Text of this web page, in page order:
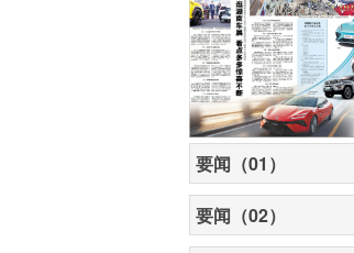
要闻（01）
要闻（02）